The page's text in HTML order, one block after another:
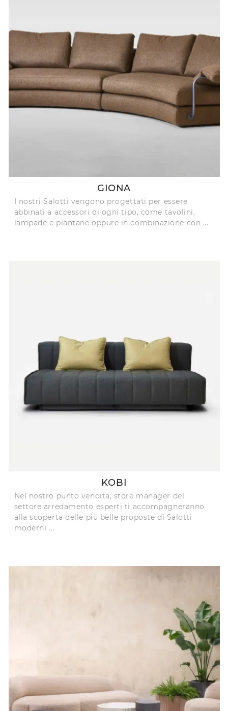
GIONA
I nostri Salotti vengono progettati per essere
abbinati a accessori di ogni tipo, come tavolini,
lampade e piantane oppure in combinazione con ...
KOBI
Nel nostro punto vendita, store manager del
settore arredamento esperti ti accompagneranno
alla scoperta delle più belle proposte di Salotti
moderni ...